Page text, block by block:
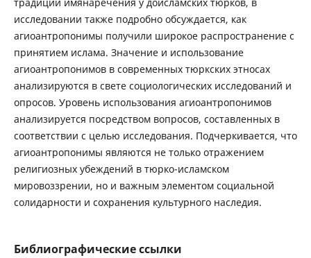
исследовании также подробно обсуждается, как
агиоантропонимы получили широкое распространение с
принятием ислама. Значение и использование
агиоантропонимов в современных тюркских этносах
анализируются в свете социологических исследований и
опросов. Уровень использования агиоантропонимов
анализируется посредством вопросов, составленных в
соответствии с целью исследования. Подчеркивается, что
агиоантропонимы являются не только отражением
религиозных убеждений в тюрко-исламском
мировоззрении, но и важным элементом социальной
солидарности и сохранения культурного наследия.
Библиографические ссылки